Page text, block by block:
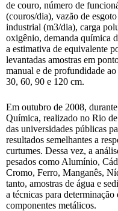
de couro, número de
(couros/dia), vazão de
industrial (m3/dia), carga
oxigênio, demanda química
a estimativa de equivalente
levantadas amostras em
manual e de profundidade
30, 60, 90 e 120 cm.
Em outubro de 2008,
Química, realizado no Rio
das universidades públicas
resultados semelhantes a
curtumes. Dessa vez, a
pesados como Alumínio,
Cromo, Ferro, Manganês,
tanto, amostras de água e
a técnicas para
componentes metálicos.